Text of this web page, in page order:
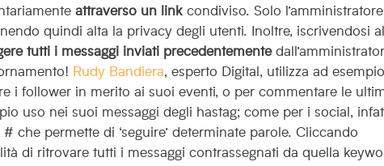
attraverso un linkcondiviso. Solo l’amministratore
quindi alta la privacy degli utenti. Inoltre, iscrivendosi al
tutti i messaggi inviati precedentemente
Rudy Bandiera, esperto Digital, utilizza ad
i follower in merito ai suoi eventi, o per commentare le
uso nei suoi messaggi degli hastag;come per i social,
che permette di ‘seguire’ determinate parole. Cliccando
di ritrovare tutti i messaggi contrassegnati da quella